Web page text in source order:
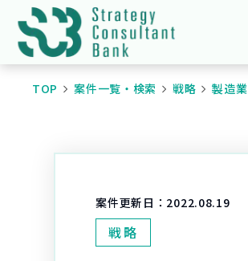
TOP 案件一覧・検索 戦略 製造業
案件更新日： 2022.08.19
戦略